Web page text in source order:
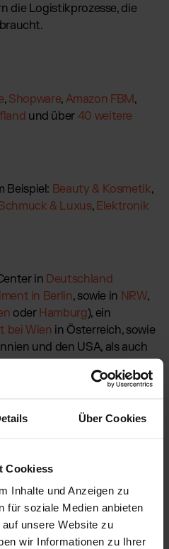
Über Cookies
Cookiess
Inhalte und Anzeigen zu
für soziale Medien anbieten
unsere Website zu
wir Informationen zu Ihrer
die Logistikprozesse, die
, Shopware, Amazon FBM,
und über 40 weitere
Beispiel: Beauty & Kosmetik,
& Luxus, Elektronik
in Deutschland
in Berlin, sowie in NRW,
oder Hamburg), ein
bei Wien in Österreich, sowie
und den USA, als auch
und weltweiter
Standorten.